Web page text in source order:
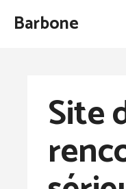
AllerBarbone
Site